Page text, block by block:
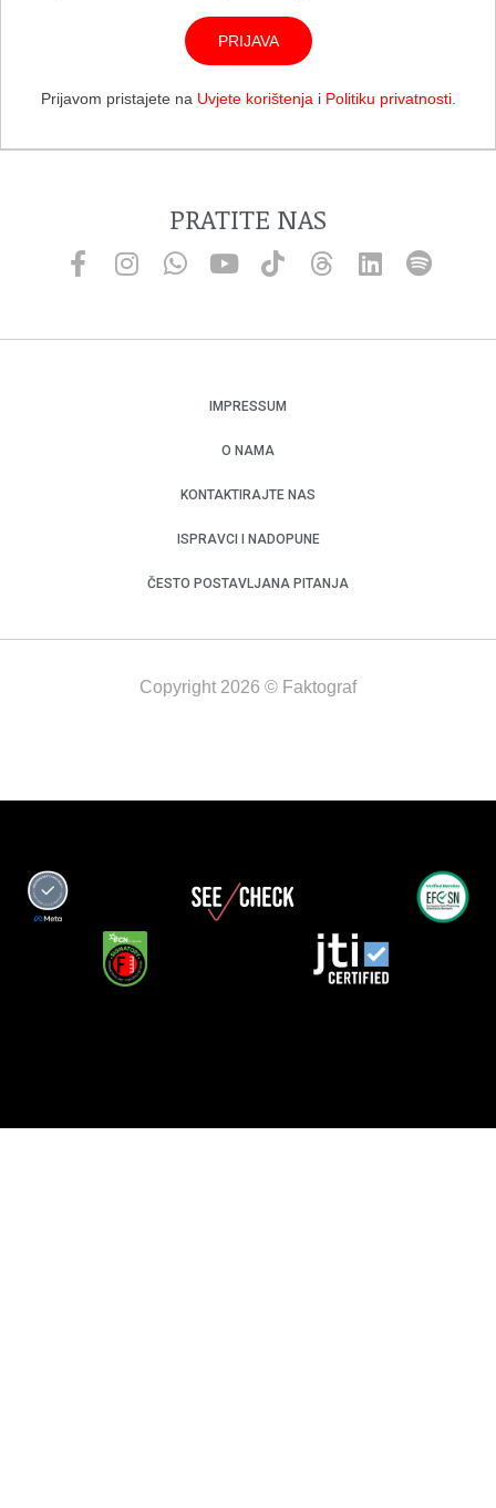
PRIJAVA
Prijavom pristajete na Uvjete korištenja i Politiku privatnosti.
PRATITE NAS
IMPRESSUM
O NAMA
KONTAKTIRAJTE NAS
ISPRAVCI I NADOPUNE
ČESTO POSTAVLJANA PITANJA
Copyright 2026 © Faktograf